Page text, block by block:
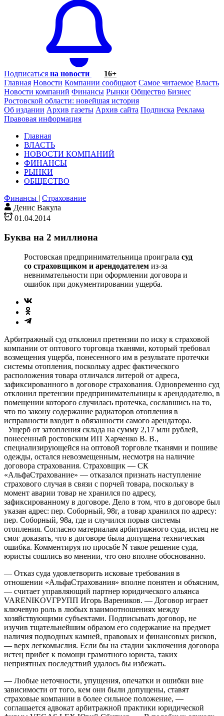
Подписаться на новости
16+
Главная Новости Компании сообщают Самое читаемое Власть
Новости компаний Финансы Рынки Общество Бизнес
Ростовской области: новейшая история
Об издании Архив газеты Архив сайта Подписка Реклама
Правовая информация
Главная
ВЛАСТЬ
НОВОСТИ КОМПАНИЙ
ФИНАНСЫ
РЫНКИ
ОБЩЕСТВО
Финансы | Страхование
Денис Вакула
01.04.2014
Буква на 2 миллиона
Ростовская предпринимательница проиграла суд
со страховщиком и арендодателем из-за
невнимательности при оформлении договора и
ошибок при документировании ущерба.
Арбитражный суд отклонил претензии по иску к страховой
компании от оптового торговца тканями, который требовал
возмещения ущерба, понесенного им в результате протечки
системы отопления, поскольку адрес фактического
расположения товара отличался литерой от адреса,
зафиксированного в договоре страхования. Одновременно суд
отклонил претензии предпринимательницы к арендодателю, в
помещении которого случилась протечка, сославшись на то,
что по закону содержание радиаторов отопления в
исправности входит в обязанности самого арендатора.
Ущерб от затопления склада на сумму 2,17 млн рублей,
понесенный ростовским ИП Харченко В. В.,
специализирующейся на оптовой торговле тканями и пошиве
одежды, остался невозмещенным, несмотря на наличие
договора страхования. Страховщик — СК
«АльфаСтрахование» — отказался признать наступление
страхового случая в связи с порчей товара, поскольку в
момент аварии товар не хранился по адресу,
зафиксированному в договоре. Дело в том, что в договоре был
указан адрес: пер. Соборный, 98г, а товар хранился по адресу:
пер. Соборный, 98а, где и случился порыв системы
отопления. Согласно материалам арбитражного суда, истец не
смог доказать, что в договоре была допущена техническая
ошибка. Комментируя по просьбе N такое решение суда,
юристы сошлись во мнении, что оно вполне обоснованно.
— Отказ суда удовлетворить исковые требования в
отношении «АльфаСтрахования» вполне понятен и объясним,
— считает управляющий партнер юридического альянса
VARENIKOVГРУПП Игорь Вареников. — Договор играет
ключевую роль в любых взаимоотношениях между
хозяйствующими субъектами. Подписывать договор, не
изучив тщательнейшим образом его содержание на предмет
наличия подвод­ных камней, правовых и финансовых рисков,
— верх легкомыслия. Если бы на стадии заключения договора
истец прибег к помощи грамотного юриста, таких
неприятных последствий удалось бы избежать.
— Любые неточности, упущения, опечатки и ошибки вне
зависимости от того, кем они были допущены, ставят
страховые компании в более сильное положение, —
соглашается адвокат арбитражной практики юридической